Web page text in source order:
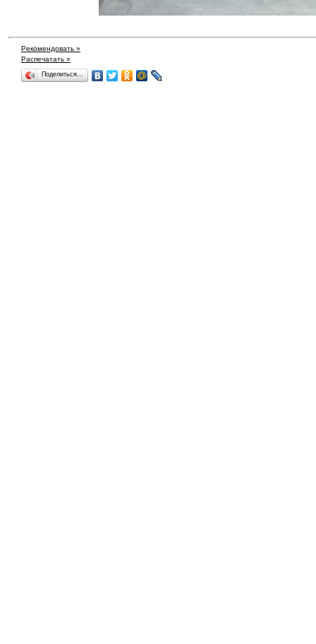
Рекомендовать »
Распечатать »
Поделиться…